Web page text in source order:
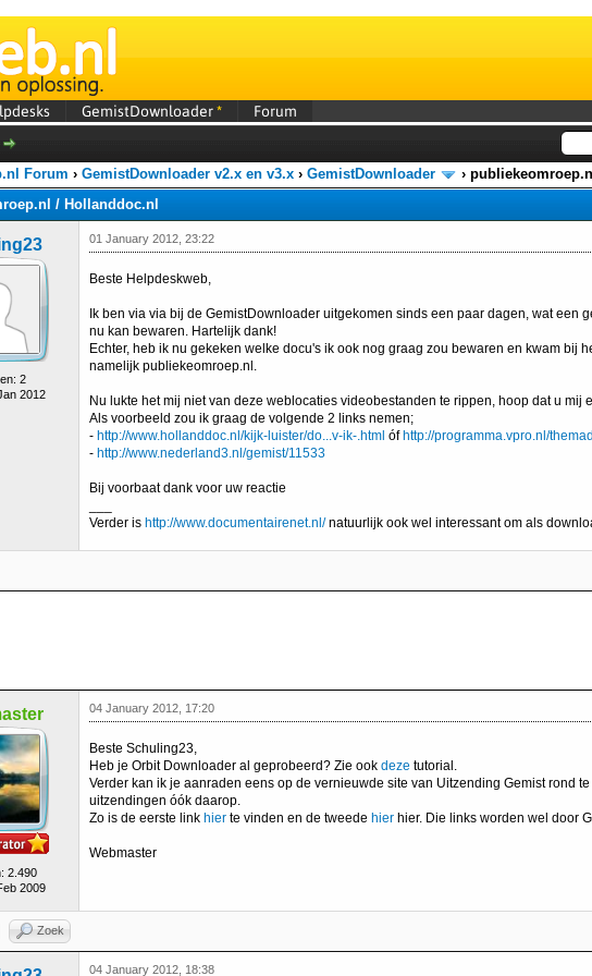
GemistDownloader* Forum
Forum › GemistDownloader v2.x en v3.x › GemistDownloader ›
/ Hollanddoc.nl
2
2012
01 January 2012, 23:22
Beste Helpdeskweb,
Ik ben via via bij de GemistDownloader uitgekomen sinds een paar dagen, wat een
nu kan bewaren. Hartelijk dank!
Echter, heb ik nu gekeken welke docu's ik ook nog graag zou bewaren en kwam bij
namelijk publiekeomroep.nl.
Nu lukte het mij niet van deze weblocaties videobestanden te rippen, hoop dat u mij
Als voorbeeld zou ik graag de volgende 2 links nemen;
- http://www.hollanddoc.nl/kijk-luister/do...v-ik-.html óf http://programma.vpro.nl/
- http://www.nederland3.nl/gemist/11533
Bij voorbaat dank voor uw reactie
Verder is http://www.documentairenet.nl/natuurlijk ook wel interessant om als
2.490
2009
04 January 2012, 17:20
Beste Schuling23,
Heb je Orbit Downloader al geprobeerd? Zie ook deze tutorial.
Verder kan ik je aanraden eens op de vernieuwde site van Uitzending Gemist rond
uitzendingen óók daarop.
Zo is de eerste link hier te vinden en de tweede hier hier. Die links worden wel door
Webmaster
Zoek
04 January 2012, 18:38